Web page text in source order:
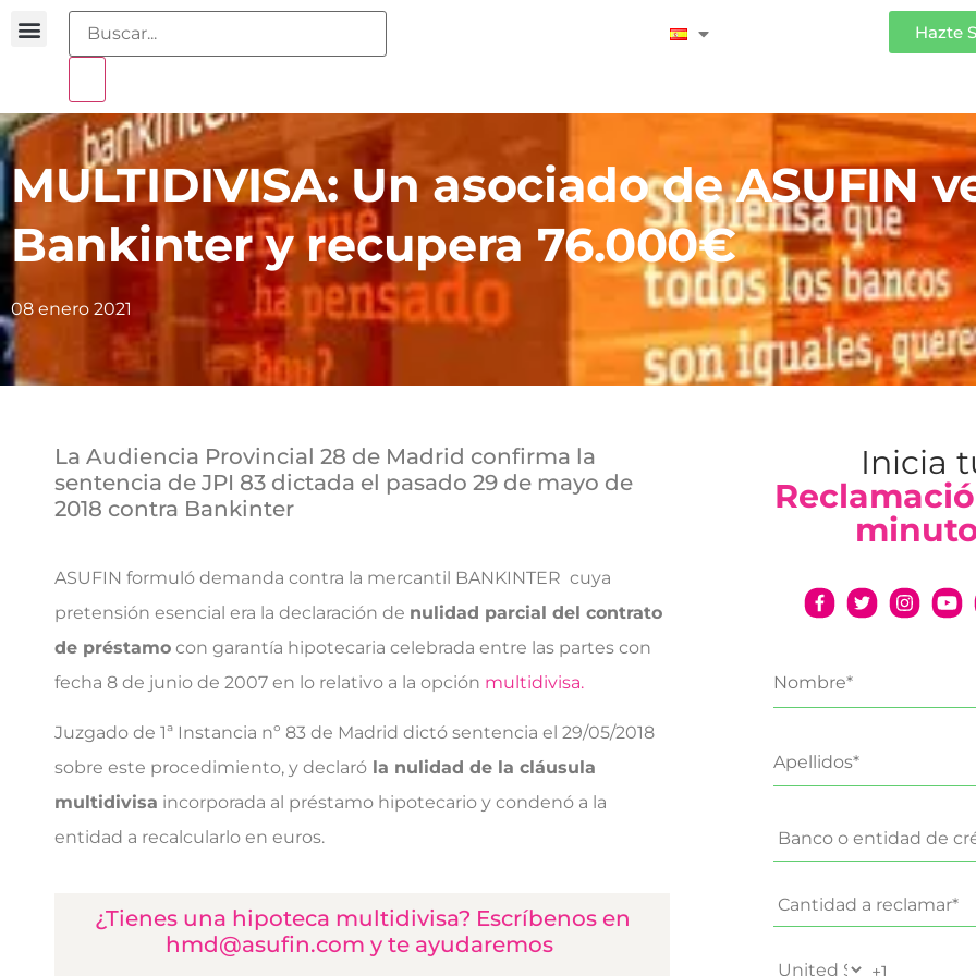
Hazte
MULTIDIVISA: Un asociado de ASUFIN
Bankinter y recupera 76.000€
08 enero 2021
La Audiencia Provincial 28 de Madrid confirma la
sentencia de JPI 83 dictada el pasado 29 de mayo de
2018 contra Bankinter
ASUFIN formuló demanda contra la mercantil BANKINTER cuya
pretensión esencial era la declaración de nulidad parcial del contrato
de préstamo con garantía hipotecaria celebrada entre las partes con
fecha 8 de junio de 2007 en lo relativo a la opción multidivisa.
Juzgado de 1ª Instancia nº 83 de Madrid dictó sentencia el 29/05/2018
sobre este procedimiento, y declaró la nulidad de la cláusula
multidivisa incorporada al préstamo hipotecario y condenó a la
entidad a recalcularlo en euros.
¿Tienes una hipoteca multidivisa? Escríbenos en
hmd@asufin.com y te ayudaremos
Inicia